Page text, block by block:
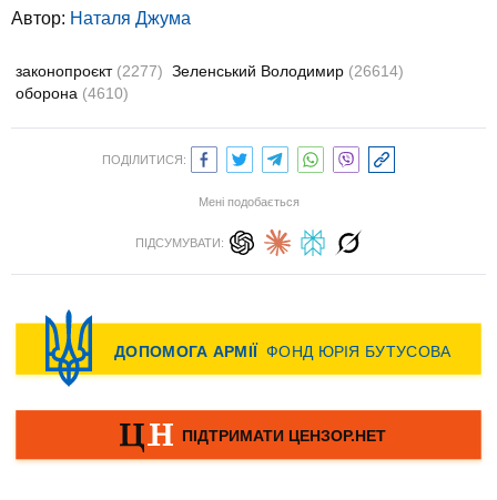
Автор: Наталя Джума
законопроєкт (2277) Зеленський Володимир (26614)
оборона (4610)
ПОДІЛИТИСЯ:
Мені подобається
ПІДСУМУВАТИ: